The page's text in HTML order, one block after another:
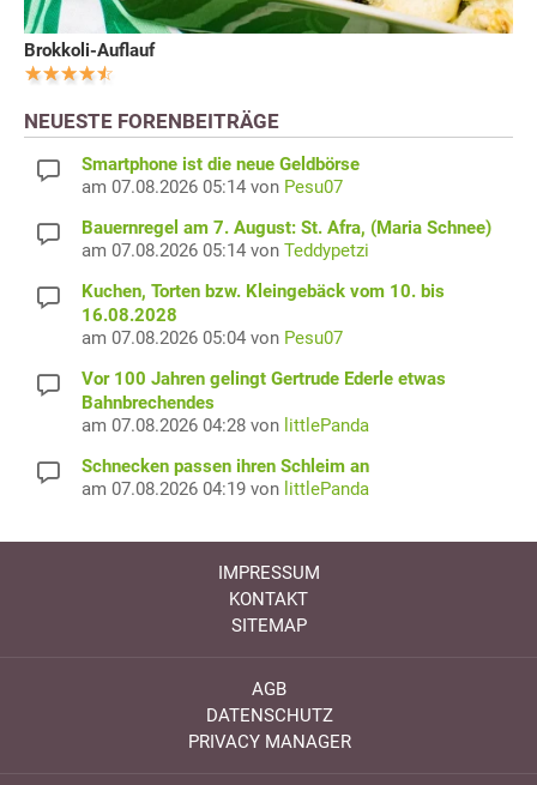
Brokkoli-Auflauf
NEUESTE FORENBEITRÄGE
Smartphone ist die neue Geldbörse
am 07.08.2026 05:14 von Pesu07
Bauernregel am 7. August: St. Afra, (Maria Schnee)
am 07.08.2026 05:14 von Teddypetzi
Kuchen, Torten bzw. Kleingebäck vom 10. bis
16.08.2028
am 07.08.2026 05:04 von Pesu07
Vor 100 Jahren gelingt Gertrude Ederle etwas
Bahnbrechendes
am 07.08.2026 04:28 von littlePanda
Schnecken passen ihren Schleim an
am 07.08.2026 04:19 von littlePanda
IMPRESSUM
KONTAKT
SITEMAP
AGB
DATENSCHUTZ
PRIVACY MANAGER